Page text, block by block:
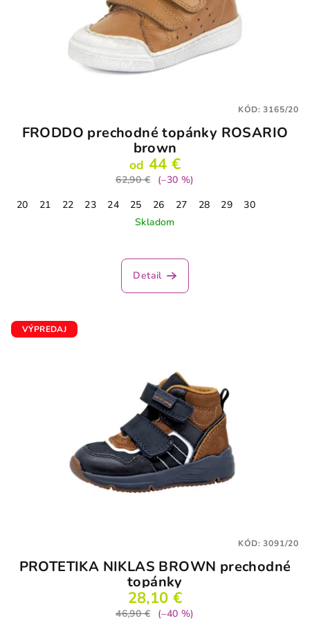
FRODDO prechodné topánky ROSARIO
brown
od 44 €
62,90 €
(–30 %)
20
21 22 23 24 25 26 27 28 29
30
Skladom
Detail
KÓD:3165/20
VÝPREDAJ
PROTETIKA NIKLAS BROWN prechodné
topánky
28,10 €
46,90 € (–40 %)
KÓD:3091/20